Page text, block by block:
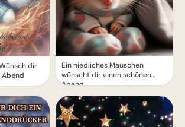
dir
Ein niedliches Mäuschen
wünscht dir einen schönen
Abend